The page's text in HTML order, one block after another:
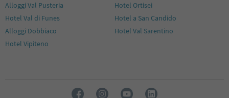
16
17
18
19
Alloggi Val Pusteria
Hotel Ortisei
Hotel Val di Funes
Hotel a San Candido
Alloggi Dobbiaco
Hotel Val Sarentino
Hotel Vipiteno